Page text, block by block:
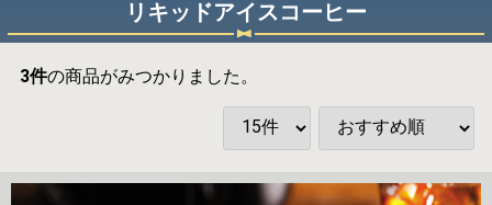
リキッドアイスコーヒー
3件の商品がみつかりました。